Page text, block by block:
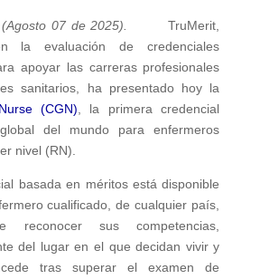
(Agosto 07 de 2025).TruMerit,
la evaluación de credenciales
apoyar las carreras profesionales
sanitarios, ha presentado hoy la
(CGN) , la primera credencial
del mundo para enfermeros
nivel (RN).
basada en méritos está disponible
cualificado, de cualquier país,
sus competencias,
del lugar en el que decidan vivir y
tras superar el examen de